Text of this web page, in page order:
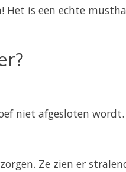
is een echte
niet afgesloten
Ze zien er